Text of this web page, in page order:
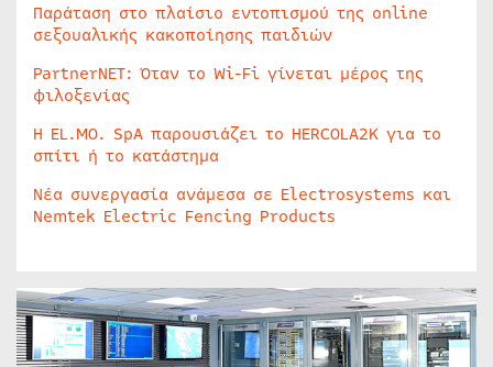
Παράταση στο πλαίσιο εντοπισμού της online
σεξουαλικής κακοποίησης παιδιών
PartnerNET: Όταν το Wi-Fi γίνεται μέρος της
φιλοξενίας
Η EL.MO. SpA παρουσιάζει το HERCOLA2K για το
σπίτι ή το κατάστημα
Νέα συνεργασία ανάμεσα σε Electrosystems και
Nemtek Electric Fencing Products